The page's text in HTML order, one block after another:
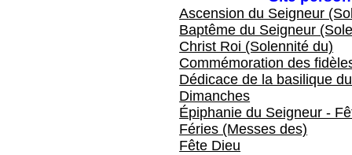
Ascension du Seigneur
Baptême du Seigneur
Christ Roi (Solennité du)
Commémoration des
Dédicace de la basilique
Dimanches
Épiphanie du Seigneur -
Féries (Messes des)
Fête Dieu